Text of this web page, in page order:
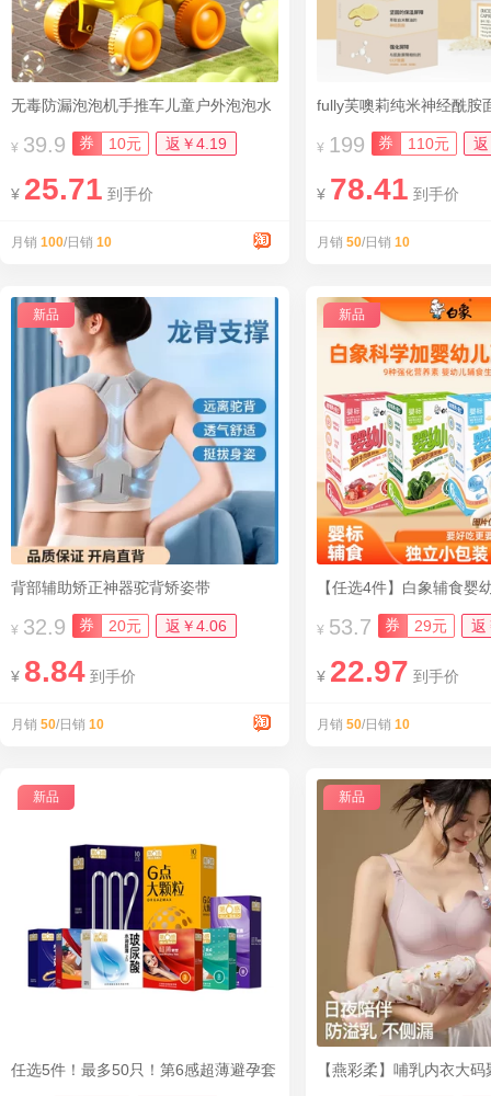
无毒防漏泡泡机手推车儿童户外泡泡水
¥ 39.9 券 10元 返￥4.19
¥ 25.71 到手价
月销 100/日销 10
fully芙噢莉纯米神经酰胺
¥ 199 券 110元
¥ 78.41 到手价
月销 50/日销 10
新品
背部辅助矫正神器驼背矫姿带
¥ 32.9 券 20元 返￥4.06
¥ 8.84 到手价
月销 50/日销 10
新品
¥ 53.7 券 29元 返
¥ 22.97 到手价
月销 50/日销 10
新品
任选5件！最多50只！第6感超薄避孕套
新品
【燕彩柔】哺乳内衣大